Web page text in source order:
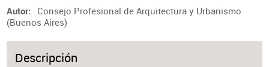
Autor
Consejo Profesional de Arquitectura y Urbanismo
(Buenos Aires)
Descripción